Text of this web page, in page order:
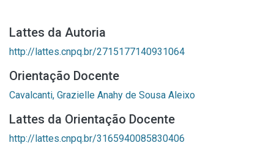
Lattes da Autoria
http://lattes.cnpq.br/2715177140931064
Orientação Docente
Cavalcanti, Grazielle Anahy de Sousa Aleixo
Lattes da Orientação Docente
http://lattes.cnpq.br/3165940085830406